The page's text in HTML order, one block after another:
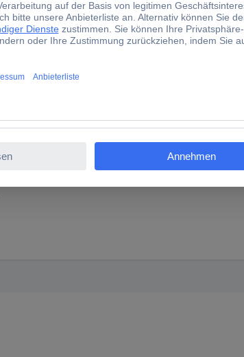
verboten, Hygiene und Abstand Folie
D-P006 + Zusatztext · Kombischild Betreten